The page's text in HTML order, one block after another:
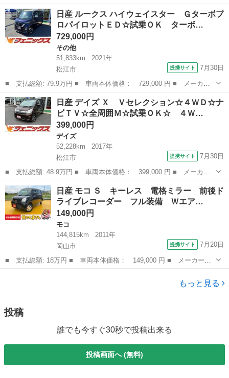
名： 日産 ■ 車種名： デイズ ■ グレード名： ハイウェイスタ
ー ＧターボプロパイロットＥＤ☆ナビ☆試乗ＯＫ ターボ☆プロパ
イロット☆...
島根 松江市 デイズ
日産 ルークス ハイウェイスター Ｇターボプ
ロパイロットＥＤ☆試乗ＯＫ ターボ…
729,000円
その他
51,833km
2021年
松江市
提携サイト 7月30日
■ 支払総額: 79.9万円 ■ 車両本体価格： 729,000 円 ■ メーカー
名： 日産 ■ 車種名： ルークス ■ グレード名： ハイウェイス
ター ＧターボプロパイロットＥＤ☆試乗ＯＫ ターボ☆プロパイロ
ット☆純正９...
島根 松江市 その他
日産 デイズ Ｘ Ｖセレクション☆４ＷＤ☆ナ
ビＴＶ☆全周囲Ｍ☆試乗ＯＫ☆ ４Ｗ…
399,000円
デイズ
52,228km
2017年
松江市
提携サイト 7月30日
■ 支払総額: 48.9万円 ■ 車両本体価格： 399,000 円 ■ メーカー
名： 日産 ■ 車種名： デイズ ■ グレード名： Ｘ Ｖセレクシ
ョン☆４ＷＤ☆ナビＴＶ☆全周囲Ｍ☆試乗ＯＫ☆ ４ＷＤ☆純正メモ
リーナビＴＶ...
島根 松江市 デイズ
日産 モコ Ｓ キーレス 電格ミラー 前後ド
ライブレコーダー フル装備 Ｗエア…
149,000円
モコ
144,815km
2011年
岡山市
提携サイト 7月20日
■ 支払総額: 18万円 ■ 車両本体価格： 149,000 円 ■ メーカー
名： 日産 ■ 車種名： モコ ■ グレード名： Ｓ キーレス 電
格ミラー 前後ドライブレコーダー フル装備 Ｗエアバッグ ベン
もっと見る
投稿
誰でも今すぐ30秒で投稿出来る
投稿画面へ (無料)